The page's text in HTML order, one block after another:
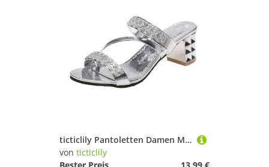
ticticlily Pantoletten Damen Mit Absatz Bequem Sandalen Damen Sommer Elegant Sandaletten Sommerschuhe F Silber 43 EU
von ticticlily